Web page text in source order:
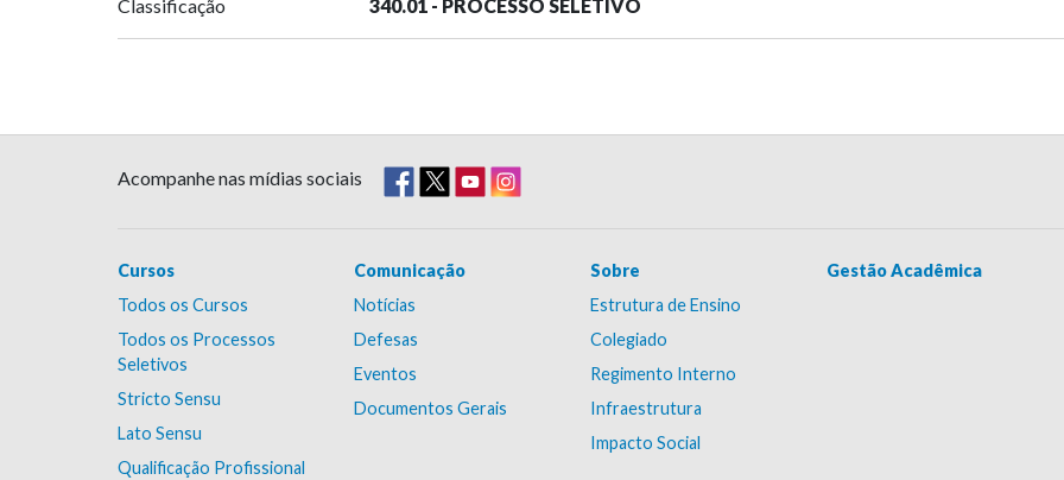
Classificação 340.01 - PROCESSO SELETIVO
Acompanhe nas mídias sociais
Cursos
Todos os Cursos
Todos os Processos
Seletivos
Stricto Sensu
Lato Sensu
Qualificação Profissional
Comunicação
Notícias
Defesas
Eventos
Documentos Gerais
Sobre
Estrutura de Ensino
Colegiado
Regimento Interno
Infraestrutura
Impacto Social
Gestão Acadêmica